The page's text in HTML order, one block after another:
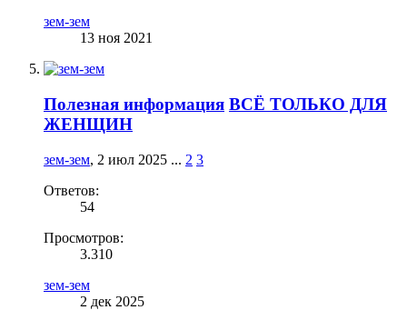
зем-зем
13 ноя 2021
Полезная информация ВСЁ ТОЛЬКО ДЛЯ
ЖЕНЩИН
зем-зем, 2 июл 2025 ... 2 3
Ответов:
54
Просмотров:
3.310
зем-зем
2 дек 2025